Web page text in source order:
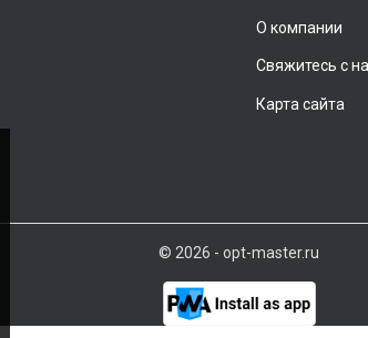
О компании
Свяжитесь с
Карта сайта
© 2026 - opt-master.ru